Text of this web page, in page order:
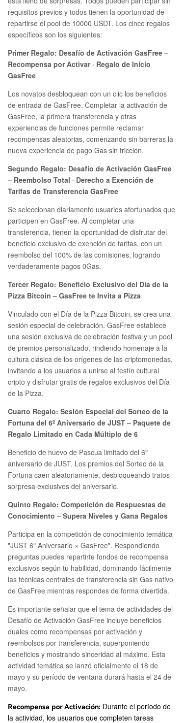
requisitos previos y todos tienen la oportunidad de
repartirse el pool de 10000 USDT. Los cinco regalos
específicos son los siguientes:
Primer Regalo: Desafío de Activación GasFree –
Recompensa por Activar · Regalo de Inicio
GasFree
Los novatos desbloquean con un clic los beneficios
de entrada de GasFree. Completar la activación de
GasFree, la primera transferencia y otras
experiencias de funciones permite reclamar
recompensas aleatorias, comenzando sin barreras la
nueva experiencia de pago Gas sin fricción.
Segundo Regalo: Desafío de Activación GasFree
– Reembolso Total · Derecho a Exención de
Tarifas de Transferencia GasFree
Se seleccionan diariamente usuarios afortunados que
participen en GasFree. Al completar una
transferencia, tienen la oportunidad de disfrutar del
beneficio exclusivo de exención de tarifas, con un
reembolso del 100% de las comisiones, logrando
verdaderamente pagos 0Gas.
Tercer Regalo: Beneficio Exclusivo del Día de la
Pizza Bitcoin – GasFree te Invita a Pizza
Vinculado con el Día de la Pizza Bitcoin, se crea una
sesión especial de celebración. GasFree establece
una sesión exclusiva de celebración festiva y un pool
de premios personalizado, rindiendo homenaje a la
cultura clásica de los orígenes de las criptomonedas,
invitando a los usuarios a unirse al festín cultural
cripto y disfrutar gratis de regalos exclusivos del Día
de la Pizza.
Cuarto Regalo: Sesión Especial del Sorteo de la
Fortuna del 6º Aniversario de JUST – Paquete de
Regalo Limitado en Cada Múltiplo de 6
Beneficio de huevo de Pascua limitado del 6º
aniversario de JUST. Los premios del Sorteo de la
Fortuna caen aleatoriamente, desbloqueando tratos
sorpresa exclusivos del aniversario.
Quinto Regalo: Competición de Respuestas de
Conocimiento – Supera Niveles y Gana Regalos
Participa en la competición de conocimiento temática
"JUST 6º Aniversario × GasFree". Respondiendo
preguntas puedes repartirte fondos de recompensa
exclusivos según tu habilidad, dominando fácilmente
las técnicas centrales de transferencia sin Gas nativo
de GasFree mientras respondes de forma divertida.
Es importante señalar que el tema de actividades del
Desafío de Activación GasFree incluye beneficios
duales como recompensas por activación y
reembolsos por transferencia, superponiendo
beneficios y mostrando sinceridad al máximo. Esta
actividad temática se lanzó oficialmente el 18 de
mayo y su período de ventana durará hasta el 24 de
mayo.
Recompensa por Activación: Durante el período de
la actividad, los usuarios que completen tareas